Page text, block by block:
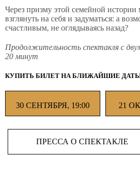
Через призму этой семейной истории
взглянуть на себя и задуматься: а
счастливым, не оглядываясь назад?
Продолжительность спектакля с
20 минут
КУПИТЬ БИЛЕТ НА БЛИЖАЙШИЕ
30 СЕНТЯБРЯ, 19:00 21
ПРЕССА О СПЕКТАКЛЕ